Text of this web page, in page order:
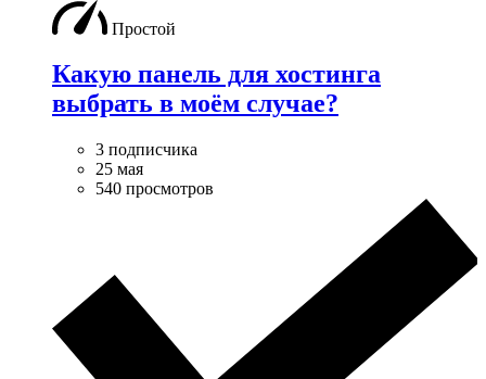
Простой
Какую панель для хостинга
выбрать в моём случае?
3 подписчика
25 мая
540 просмотров